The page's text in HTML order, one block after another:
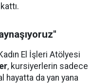
El İşleri Atölyesi
, kursiyerlerin sadece
hayatta da yan yana